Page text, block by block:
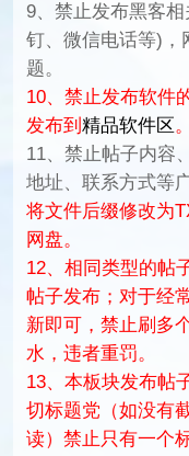
9、禁止发布黑客
钉、微信电话等)，
题。
10、禁止发布软件
发布到 精品软件区。
11、禁止帖子内容
地址、联系方式等
将文件后缀修改为
网盘。
12、相同类型的帖
帖子发布；对于经
新即可，禁止刷多
水，违者重罚。
13、本板块发布帖
切标题党（如没有
读）禁止只有一个